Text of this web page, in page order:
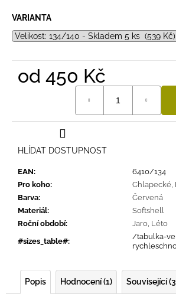
VARIANTA
od 450 Kč
EAN:
6410/134
Pro koho: Chlapecké,
Barva:
Červená
Materiál:
Softshell
Roční období: Jaro, Léto
#sizes_table#:
/tabulka-
HLÍDAT DOSTUPNOST
Popis Hodnocení (1) Související